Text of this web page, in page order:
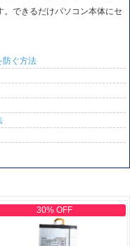
できるだけパソコン本体にセ
防ぐ方法
30% OFF